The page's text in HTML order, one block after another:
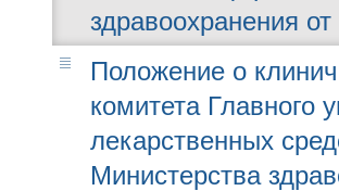
здравоохранения
Положение о
комитета Главного
лекарственных
Министерства